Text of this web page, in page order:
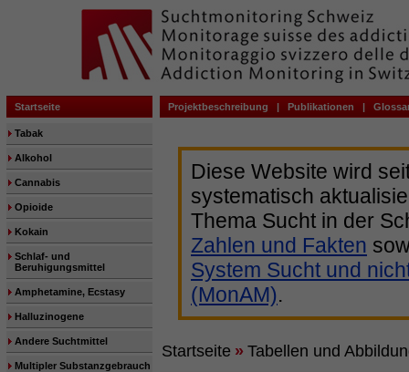
Startseite Projektbeschreibung | Publikationen |
Tabak
Alkohol
Cannabis
Opioide
Kokain
Schlaf- und
Beruhigungsmittel
Amphetamine, Ecstasy
Halluzinogene
Andere Suchtmittel
Multipler Substanzgebrauch
Diese Website wird
systematisch
Thema Sucht in der
Zahlen und Fakten
System Sucht und
(MonAM).
Startseite » Tabellen und